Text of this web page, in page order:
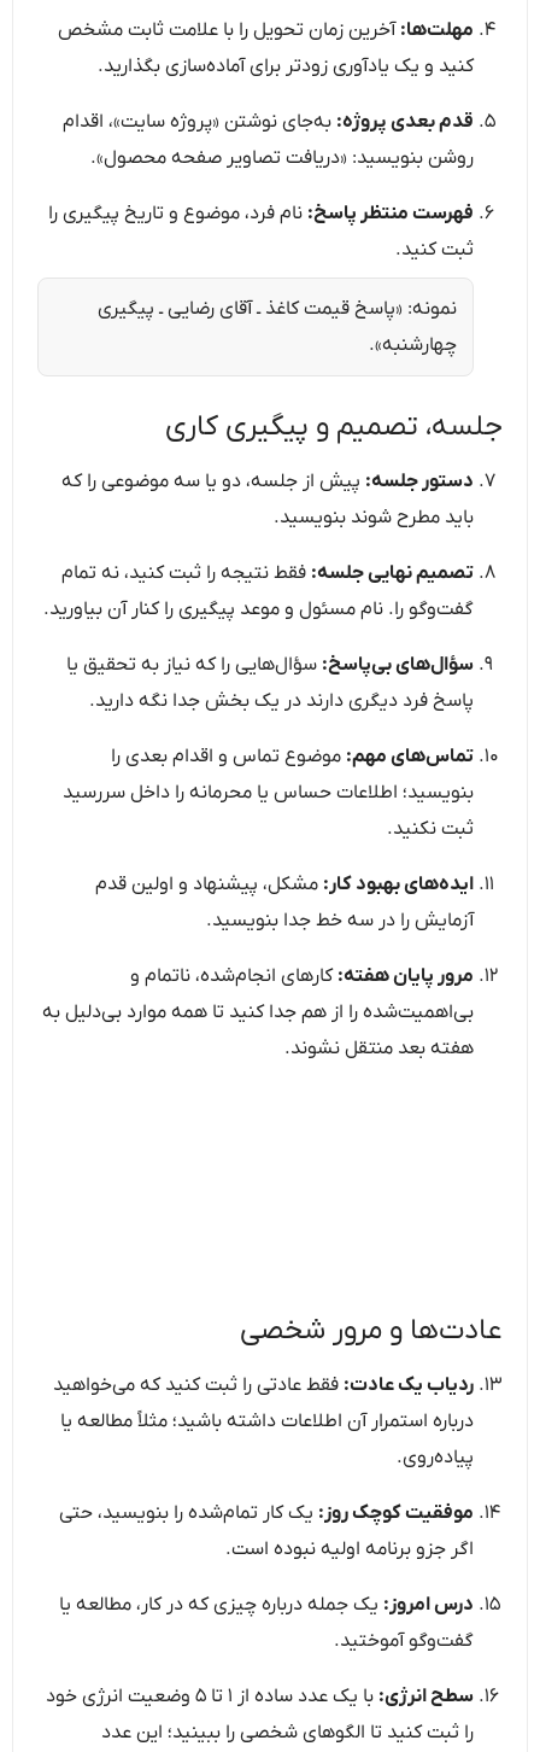
مهلت‌ها: آخرین زمان تحویل را با علامت ثابت مشخص
کنید و یک یادآوری زودتر برای آماده‌سازی بگذارید.
قدم بعدی پروژه: به‌جای نوشتن «پروژه سایت»، اقدام
روشن بنویسید: «دریافت تصاویر صفحه محصول».
فهرست منتظر پاسخ: نام فرد، موضوع و تاریخ پیگیری را
ثبت کنید.
نمونه: «پاسخ قیمت کاغذ ـ آقای رضایی ـ پیگیری
چهارشنبه».
جلسه، تصمیم و پیگیری کاری
دستور جلسه: پیش از جلسه، دو یا سه موضوعی را که
باید مطرح شوند بنویسید.
تصمیم نهایی جلسه: فقط نتیجه را ثبت کنید، نه تمام
گفت‌وگو را. نام مسئول و موعد پیگیری را کنار آن بیاورید.
سؤال‌های بی‌پاسخ: سؤال‌هایی را که نیاز به تحقیق یا
پاسخ فرد دیگری دارند در یک بخش جدا نگه دارید.
تماس‌های مهم: موضوع تماس و اقدام بعدی را
بنویسید؛ اطلاعات حساس یا محرمانه را داخل سررسید
ثبت نکنید.
ایده‌های بهبود کار: مشکل، پیشنهاد و اولین قدم
آزمایش را در سه خط جدا بنویسید.
مرور پایان هفته: کارهای انجام‌شده، ناتمام و
بی‌اهمیت‌شده را از هم جدا کنید تا همه موارد بی‌دلیل به
هفته بعد منتقل نشوند.
عادت‌ها و مرور شخصی
ردیاب یک عادت: فقط عادتی را ثبت کنید که می‌خواهید
درباره استمرار آن اطلاعات داشته باشید؛ مثلاً مطالعه یا
پیاده‌روی.
موفقیت کوچک روز: یک کار تمام‌شده را بنویسید، حتی
اگر جزو برنامه اولیه نبوده است.
درس امروز: یک جمله درباره چیزی که در کار، مطالعه یا
گفت‌وگو آموختید.
سطح انرژی:
با یک عدد ساده از ۱ تا ۵ وضعیت انرژی خود
را ثبت کنید تا الگوهای شخصی را ببینید؛ این عدد